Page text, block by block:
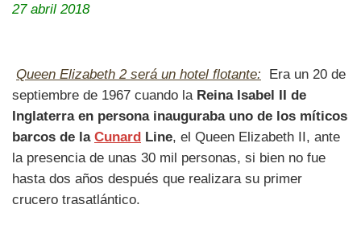
27 abril 2018
Queen Elizabeth 2 será un hotel flotante: Era un 20 de
septiembre de 1967 cuando la Reina Isabel II de
Inglaterra en persona inauguraba uno de los míticos
barcos de la Cunard Line, el Queen Elizabeth II, ante
la presencia de unas 30 mil personas, si bien no fue
hasta dos años después que realizara su primer
crucero trasatlántico.